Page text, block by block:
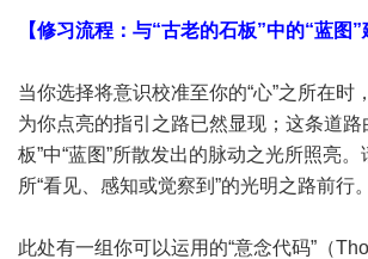
【修习流程：与“古老的石板”中的“蓝图”
当你选择将意识校准至你的“心”之所在时
为你点亮的指引之路已然显现；这条道路
板”中“蓝图”所散发出的脉动之光所照亮
所“看见、感知或觉察到”的光明之路前行。
此处有一组你可以运用的“意念代码”（